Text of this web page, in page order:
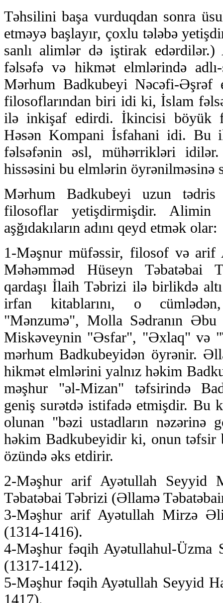
Təhsilini başa vurduqdan sonra
etməyə başlayır, çoxlu tələbə
sanlı alimlər də iştirak
fəlsəfə və hikmət elmlərində
Mərhum Badkubeyi Nəcəfi-Əşrəf
filosoflarından biri idi ki, İslam
ilə inkişaf edirdi. İkincisi böyük
Həsən Kompani İsfahani idi.
fəlsəfənin əsl, mühərrikləri
hissəsini bu elmlərin öyrənilməsinə
Mərhum Badkubeyi uzun
filosoflar yetişdirmişdir. Alimin
aşğıdakıların adını qeyd etmək olar:
1-Məşnur müfəssir, filosof və arif
Məhəmməd Hüseyn Təbatəbai
qardaşı İlaih Təbrizi ilə birlikdə
irfan kitablarını, o
"Mənzumə", Molla Sədranın
Miskəveynin "Əsfar", "Əxlaq" və
mərhum Badkubeyidən öyrənir.
hikmət elmlərini yalnız həkim
məşhur "əl-Mizan" təfsirində
geniş surətdə istifadə etmişdir. Bu
olunan "bəzi ustadların nəzərinə
həkim Badkubeyidir ki, onun təfsir
özündə əks etdirir.
2-Məşhur arif Ayətullah Seyyid
Təbatəbai Təbrizi (Əllamə
3-Məşhur arif Ayətullah Mirzə
(1314-1416).
4-Məşhur fəqih Ayətullahul-
(1317-1412).
5-Məşhur fəqih Ayətullah Seyyid
1417).